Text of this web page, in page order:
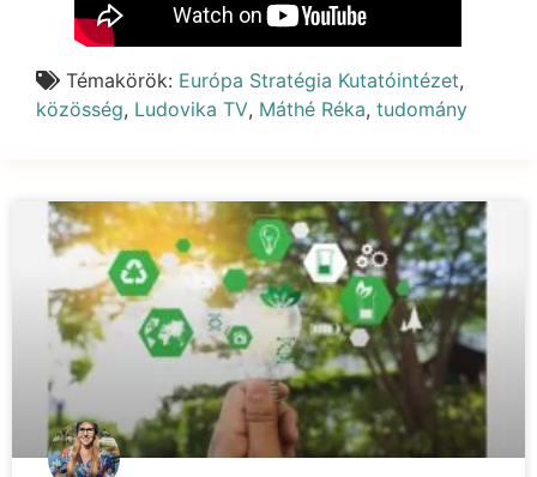
Témakörök: Európa Stratégia Kutatóintézet,
közösség, Ludovika TV, Máthé Réka, tudomány